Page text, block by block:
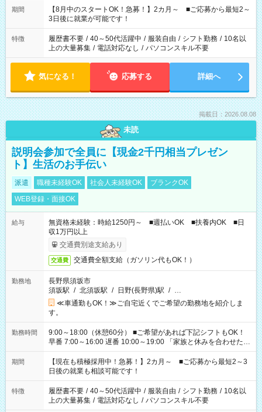
「できれば残業はしたくない」 など、ご希望を教えてください
ね。 ※Wワーク希望の方へ 今ご覧のお仕事で希望する勤務時間
と、もう1つのお仕事の勤務時間。 合計で週40時間を超える場
合は応募できません。
期間
【8月中のスタートOK！急募！】2カ月～ ■ご応募から最短2～
3日後に就業が可能です！
特徴 履歴書不要 / 40～50代活躍中 / 服装自由 / シフト勤務 / 10名以
上の大量募集 / 電話対応なし / パソコンスキル不要
気になる！ 応募する 詳細へ
掲載日：2026.08.08
未読
説明会参加で全員に【現金2千円相当プレゼン
ト】生活のお手伝い
派遣 職種未経験OK 社会人未経験OK
ブランクOK
WEB登録・面接OK
給与
無資格未経験：時給1250円～ ■週払いOK ■扶養内OK ■日
収1万円以上
交通費別途支給あり
交通費 交通費全額支給（ガソリン代もOK！）
勤務地
長野県須坂市
須坂駅 / 北須坂駅 / 日野(長野県)駅 / …
≪車通勤もOK！≫ご自宅近くでご希望の勤務地を紹介しま
す。
勤務時間
9:00～18:00（休憩60分） ■ご希望があれば下記シフトもOK！
早番 7:00～16:00 遅番 10:00～19:00 「家族と休みを合わせた
い」 「余裕を持って夕飯の準備がしたい」 「できれば残業はし
たくない」 など、ご希望を教えてくださいね。 ※Wワーク希望
の方へ 今ご覧のお仕事で希望する勤務時間と、もう1つのお仕事
の勤務時間。 合計で週40時間を超える場合は応募できません。
期間
【現在も積極採用中！急募！】2カ月～ ■ご応募から最短2～3
日後の就業も相談可能です！
特徴 履歴書不要 / 40～50代活躍中 / 服装自由 / シフト勤務 / 10名以
上の大量募集 / 電話対応なし / パソコンスキル不要